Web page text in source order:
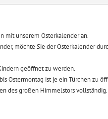
mit unserem Osterkalender an.
möchte Sie der Osterkalender
geöffnet zu werden.
Ostermontag ist je ein Türchen zu
des großen Himmelstors vollständig.